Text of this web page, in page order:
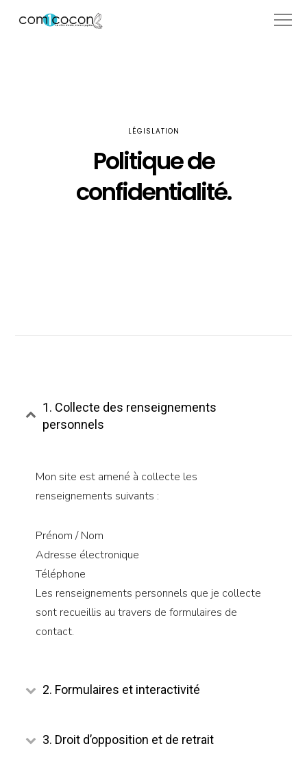
LÉGISLATION
Politique de
confidentialité.
1. Collecte des renseignements
personnels
Mon site est amené à collecte les
renseignements suivants :
Prénom / Nom
Adresse électronique
Téléphone
Les renseignements personnels que je collecte
sont recueillis au travers de formulaires de
contact.
2. Formulaires et interactivité
3. Droit d’opposition et de retrait